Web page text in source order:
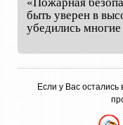
быть уверен в
убедились
Если у Вас